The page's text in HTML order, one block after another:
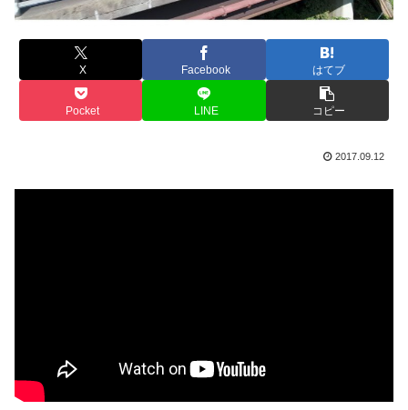
X Facebook はてブ
Pocket LINE コピー
2017.09.12